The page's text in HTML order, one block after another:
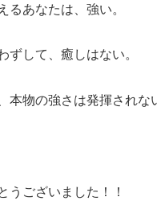
るあなたは、強い。
ずして、癒しはない。
本物の強さは発揮されな
うございました！！